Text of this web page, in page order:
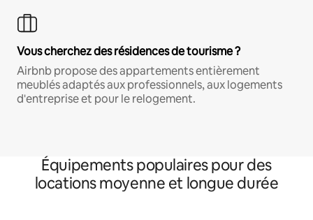
Vous cherchez des résidences de tourisme ?
Airbnb propose des appartements entièrement
meublés adaptés aux professionnels, aux logements
d'entreprise et pour le relogement.
Équipements populaires pour des
locations moyenne et longue durée